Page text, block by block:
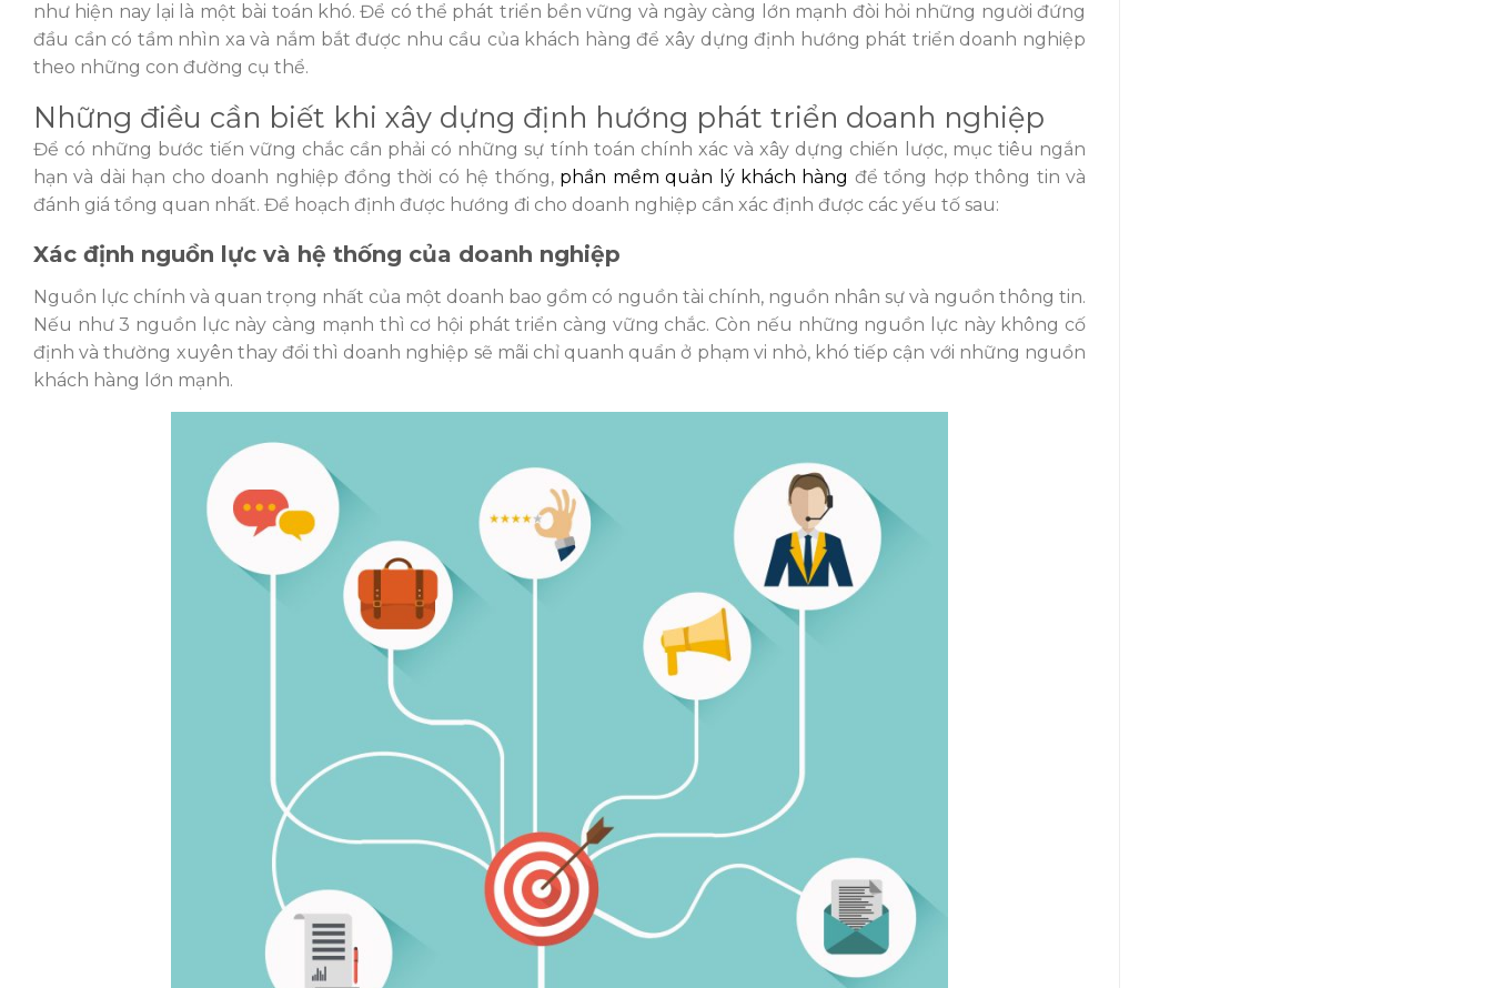
như hiện nay lại là một bài toán khó. Để có thể phát triển bền vững và ngày càng lớn mạnh đòi hỏi những người đứng
đầu cần có tầm nhìn xa và nắm bắt được nhu cầu của khách hàng để xây dựng định hướng phát triển doanh nghiệp
theo những con đường cụ thể.
Những điều cần biết khi xây dựng định hướng phát triển doanh nghiệp
Để có những bước tiến vững chắc cần phải có những sự tính toán chính xác và xây dựng chiến lược, mục tiêu ngắn
hạn và dài hạn cho doanh nghiệp đồng thời có hệ thống, phần mềm quản lý khách hàng để tổng hợp thông tin và
đánh giá tổng quan nhất. Để hoạch định được hướng đi cho doanh nghiệp cần xác định được các yếu tố sau:
Xác định nguồn lực và hệ thống của doanh nghiệp
Nguồn lực chính và quan trọng nhất của một doanh bao gồm có nguồn tài chính, nguồn nhân sự và nguồn thông tin.
Nếu như 3 nguồn lực này càng mạnh thì cơ hội phát triển càng vững chắc. Còn nếu những nguồn lực này không cố
định và thường xuyên thay đổi thì doanh nghiệp sẽ mãi chỉ quanh quẩn ở phạm vi nhỏ, khó tiếp cận với những nguồn
khách hàng lớn mạnh.